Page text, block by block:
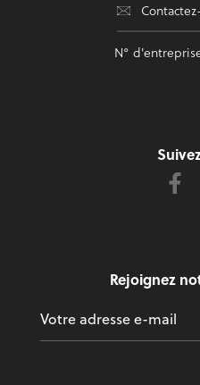
N°
Rejoignez